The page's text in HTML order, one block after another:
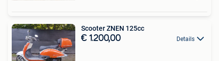
Scooter ZNEN 125cc
€ 1.200,00 Details